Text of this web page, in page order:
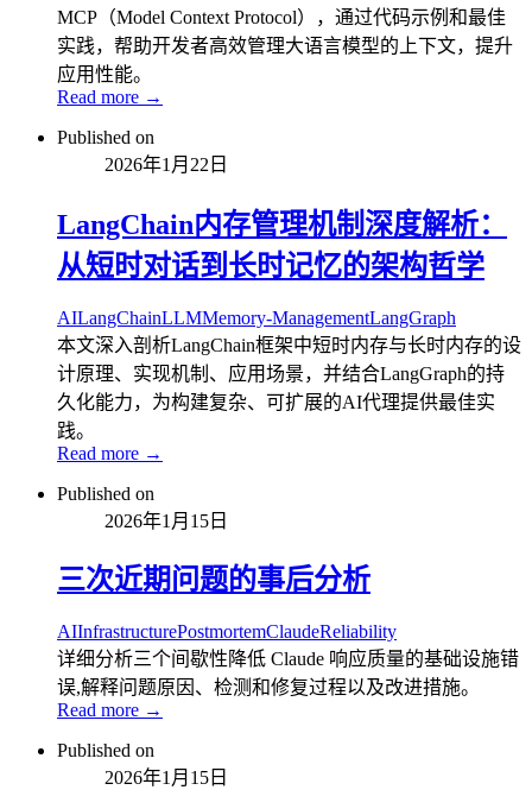
MCP（Model Context Protocol），通过代码示例和最佳
实践，帮助开发者高效管理大语言模型的上下文，提升
应用性能。
Read more →
Published on
2026年1月22日
LangChain内存管理机制深度解析：
从短时对话到长时记忆的架构哲学
AILangChainLLMMemory-ManagementLangGraph
本文深入剖析LangChain框架中短时内存与长时内存的设
计原理、实现机制、应用场景，并结合LangGraph的持
久化能力，为构建复杂、可扩展的AI代理提供最佳实
践。
Read more →
Published on
2026年1月15日
三次近期问题的事后分析
AIInfrastructurePostmortemClaudeReliability
详细分析三个间歇性降低 Claude 响应质量的基础设施错
误,解释问题原因、检测和修复过程以及改进措施。
Read more →
Published on
2026年1月15日